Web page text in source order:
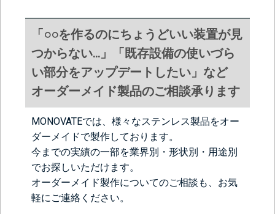
「○○を作るのにちょうどいい装置が見
つからない…」「既存設備の使いづら
い部分をアップデートしたい」など
オーダーメイド製品のご相談承ります
MONOVATEでは、様々なステンレス製品をオー
ダーメイドで製作しております。
今までの実績の一部を業界別・形状別・用途別
でお探しいただけます。
オーダーメイド製作についてのご相談も、お気
軽にご連絡ください。